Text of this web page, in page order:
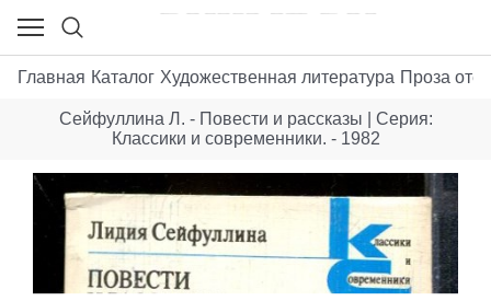
Главная Каталог Художественная литература Проза
Сейфуллина Л. - Повести и рассказы | Серия:
Классики и современники. - 1982